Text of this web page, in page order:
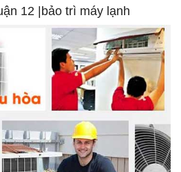
12 |bảo trì máy lạnh